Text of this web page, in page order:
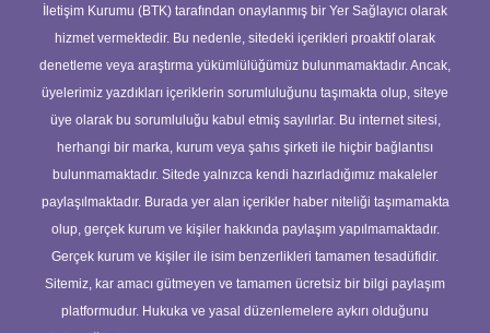
İletişim Kurumu (BTK) tarafından onaylanmış bir Yer Sağlayıcı olarak
hizmet vermektedir. Bu nedenle, sitedeki içerikleri proaktif olarak
denetleme veya araştırma yükümlülüğümüz bulunmamaktadır. Ancak,
üyelerimiz yazdıkları içeriklerin sorumluluğunu taşımakta olup, siteye
üye olarak bu sorumluluğu kabul etmiş sayılırlar. Bu internet sitesi,
herhangi bir marka, kurum veya şahıs şirketi ile hiçbir bağlantısı
bulunmamaktadır. Sitede yalnızca kendi hazırladığımız makaleler
paylaşılmaktadır. Burada yer alan içerikler haber niteliği taşımamakta
olup, gerçek kurum ve kişiler hakkında paylaşım yapılmamaktadır.
Gerçek kurum ve kişiler ile isim benzerlikleri tamamen tesadüfidir.
Sitemiz, kar amacı gütmeyen ve tamamen ücretsiz bir bilgi paylaşım
platformudur. Hukuka ve yasal düzenlemelere aykırı olduğunu